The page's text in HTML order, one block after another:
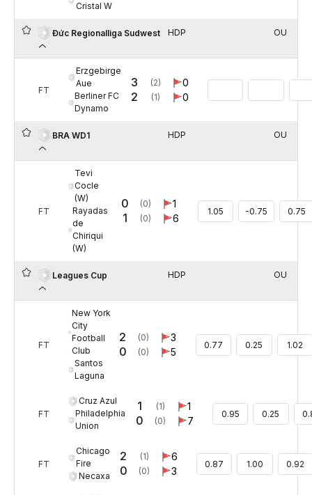
Cristal W
Đức Regionalliga Sudwest HDP OU
FT
Erzgebirge
Aue
Berliner FC
Dynamo
3
2
(2)
(1)
0
0
BRA WD1 HDP OU
FT
Tevi
Cocle
(W)
Rayadas
de
Chiriqui
(W)
0
1
(0)
(0)
1
6
1.05 -0.75 0.75
Leagues Cup HDP OU
FT
New York
City
Football
Club
Santos
Laguna
2
0
(0)
(0)
3
5
0.77 0.25 1.02
FT
Cruz Azul
Philadelphia
Union
1
0
(1)
(0)
1
7
0.95 0.25
FT
Chicago
Fire
Necaxa
2
0
(1)
(0)
6
3
0.87 1.00 0.92